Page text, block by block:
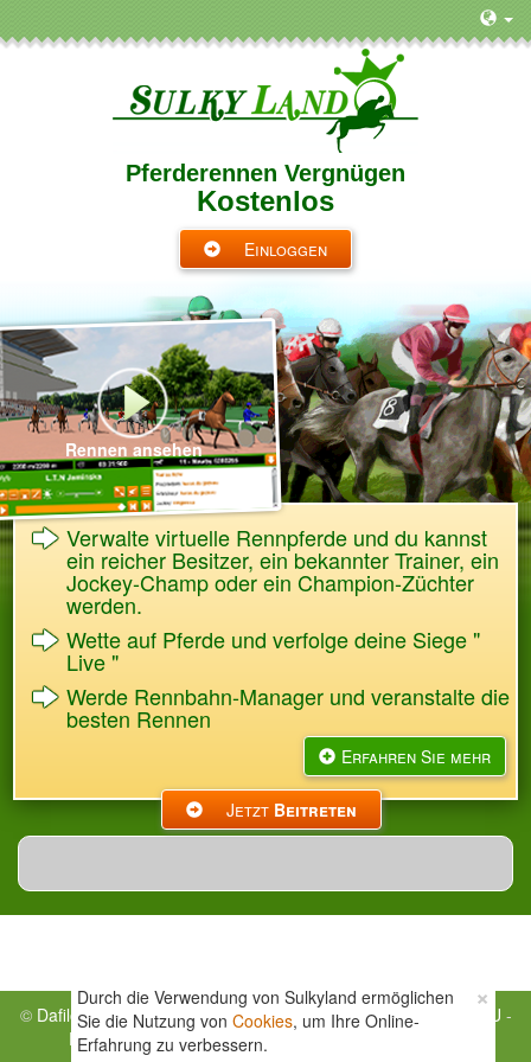
Durch die Verwendung von Sulkyland ermöglichen
Sie die Nutzung von Cookies, um Ihre Online-
Erfahrung zu verbessern.
×
Pferderennen Vergnügen
Kostenlos
Einloggen
Verwalte virtuelle Rennpferde und du kannst
ein reicher Besitzer, ein bekannter Trainer, ein
Jockey-Champ oder ein Champion-Züchter
werden.
Wette auf Pferde und verfolge deine Siege "
Live "
Werde Rennbahn-Manager und veranstalte die
besten Rennen
Erfahren Sie mehr
Jetzt Beitreten
Rennen ansehen
© Dafilog- Alle Rechte vorbehalten - Rechtliche Hinweise CGU -
Forum-Hilfe-Ranglisten-